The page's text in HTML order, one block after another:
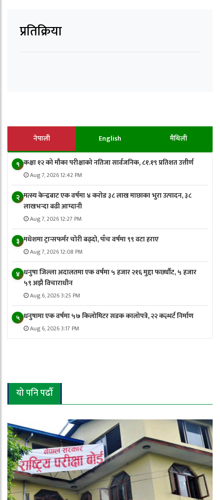
प्रतिक्रिया
नेपाली English मैथिली
१ कक्षा १२ को मौका परीक्षाको नतिजा सार्वजनिक, ८१.१९ प्रतिशत उत्तीर्ण
Aug 7, 2026 12:42 PM
२ मत्स्य केन्द्रबाट एक वर्षमा ४ करोड ३८ लाख माछाका भुरा उत्पादन, ३८
लाखभन्दा बढी आम्दानी
Aug 7, 2026 12:27 PM
३ मधेशमा ट्रान्सफर्मर चोरी बढ्दो, पाँच वर्षमा ९९ वटा हराए
Aug 7, 2026 12:08 PM
४ धनुषा जिल्ला अदालतमा एक वर्षमा ५ हजार २१६ मुद्दा फर्छ्यौट, ५ हजार
५९ अझै विचाराधीन
Aug 6, 2026 3:25 PM
५ धनुषामा एक वर्षमा ५७ किलोमिटर सडक कालोपत्रे, २२ कल्भर्ट निर्माण
Aug 6, 2026 3:17 PM
यो पनि पढौँ